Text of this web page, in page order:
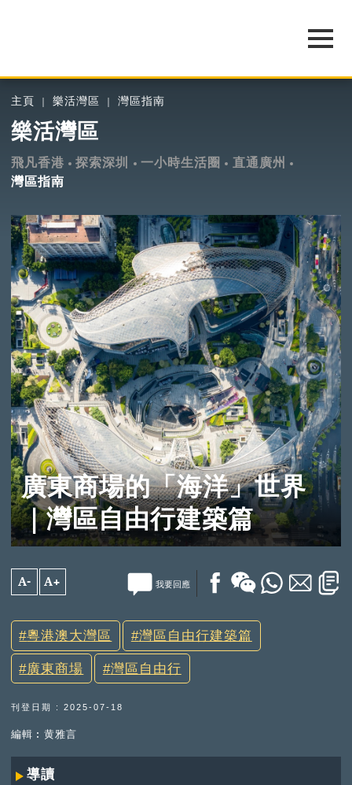
主頁 樂活灣區 灣區指南
樂活灣區
飛凡香港 探索深圳 一小時生活圈
直通廣州
灣區指南
廣東商場的「海洋」世界
｜灣區自由行建築篇
A- A+ 我要回應
粵港澳大灣區 灣區自由行建築篇
廣東商場 灣區自由行
刊登日期 : 2025-07-18
編輯︰黄雅言
導讀